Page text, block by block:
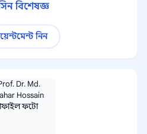
বিশেষজ্ঞ
নিন